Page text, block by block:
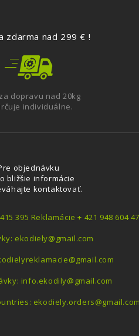
zdarma nad 299 € !
dopravu nad 20kg
individuálne.
objednávku
bližšie informácie
kontaktovať.
395 Reklamácie + 421 948 604
ekodiely@gmail.com
info.ekodily@gmail.com